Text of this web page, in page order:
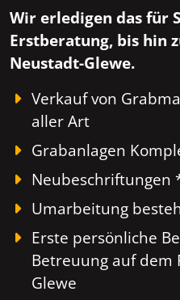
Wir erledigen das für
Erstberatung, bis hin
Neustadt-Glewe.
Verkauf von
aller Art
Grabanlagen
Neubeschriftungen
Umarbeitung
Erste persönliche
Betreuung auf dem
Glewe